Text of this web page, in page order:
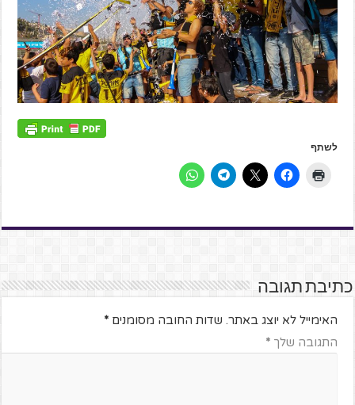
לשתף
כתיבת תגובה
האימייל לא יוצג באתר. שדות החובה מסומנים*
התגובה שלך*